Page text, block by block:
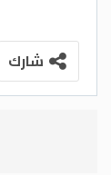
برئاسة رئيس
لنظام
2024م.
إنشاء
شارك